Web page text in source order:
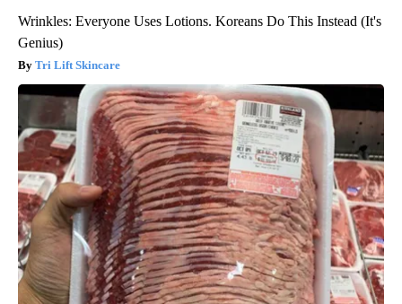
Wrinkles: Everyone Uses Lotions. Koreans Do This Instead (It's
Genius)
Tri Lift Skincare